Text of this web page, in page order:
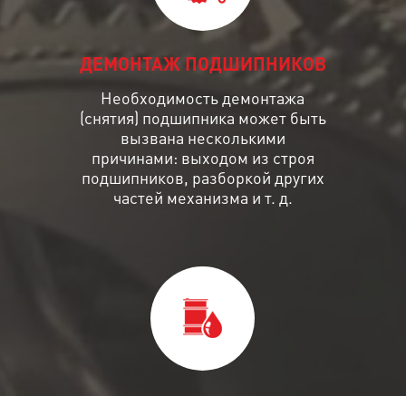
ДЕМОНТАЖ ПОДШИПНИКОВ
Необходимость демонтажа
(снятия) подшипника может быть
вызвана несколькими
причинами: выходом из строя
подшипников, разборкой других
частей механизма и т. д.